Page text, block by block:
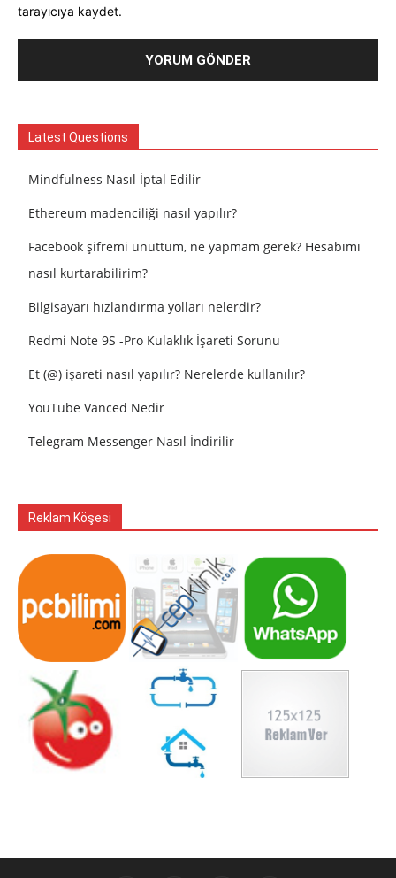
tarayıcıya kaydet.
Latest Questions
Mindfulness Nasıl İptal Edilir
Ethereum madenciliği nasıl yapılır?
Facebook şifremi unuttum, ne yapmam gerek? Hesabımı
nasıl kurtarabilirim?
Bilgisayarı hızlandırma yolları nelerdir?
Redmi Note 9S -Pro Kulaklık İşareti Sorunu
Et (@) işareti nasıl yapılır? Nerelerde kullanılır?
YouTube Vanced Nedir
Telegram Messenger Nasıl İndirilir
Reklam Köşesi